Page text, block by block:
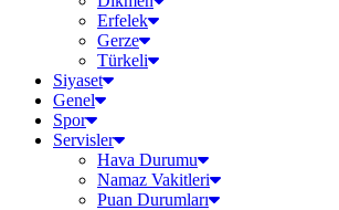
Erfelek
Gerze
Türkeli
Siyaset
Genel
Spor
Servisler
Hava Durumu
Namaz Vakitleri
Puan Durumları